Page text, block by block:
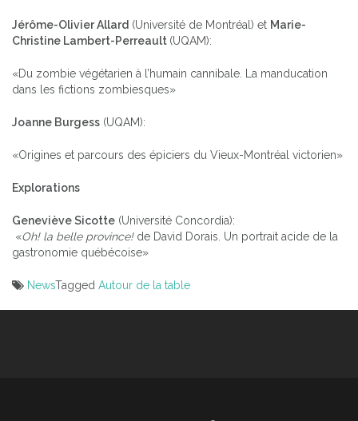
Jérôme-Olivier Allard (Université de Montréal) et Marie-
Christine Lambert-Perreault (UQAM):
«Du zombie végétarien à l’humain cannibale. La manducation
dans les fictions zombiesques»
Joanne Burgess (UQAM):
«Origines et parcours des épiciers du Vieux-Montréal victorien»
Explorations
Geneviève Sicotte (Université Concordia):
«Oh! la belle province!de David Dorais. Un portrait acide de la
gastronomie québécoise»
NewsTagged Autour de la table